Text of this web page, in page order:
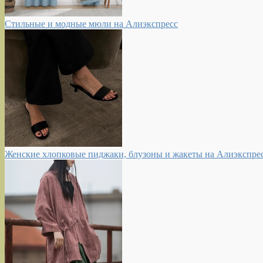
Стильные и модные мюли на Алиэкспресс
Женские хлопковые пиджаки, блузоны и жакеты на